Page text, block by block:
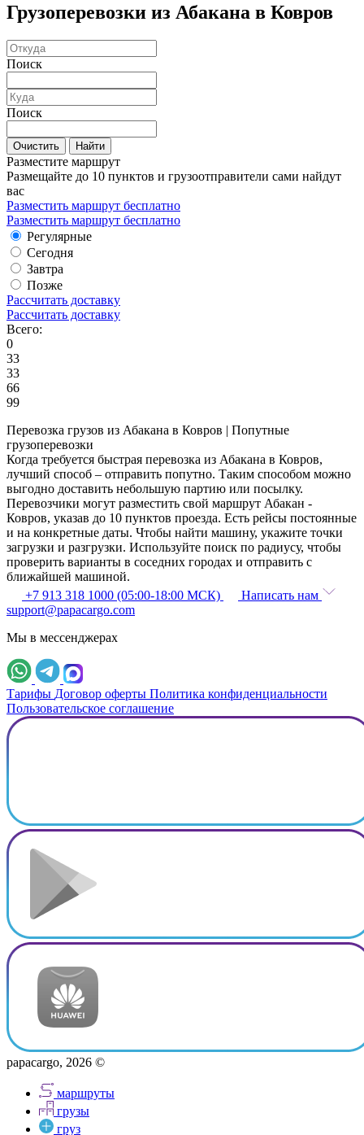
Грузоперевозки из Абакана в Ковров
Поиск
Поиск
Очистить Найти
Разместите маршрут
Размещайте до 10 пунктов и грузоотправители сами найдут
вас
Разместить маршрут бесплатно
Разместить маршрут бесплатно
Регулярные
Сегодня
Завтра
Позже
Рассчитать доставку
Рассчитать доставку
Всего:
0
33
33
66
99
Перевозка грузов из Абакана в Ковров | Попутные
грузоперевозки
Когда требуется быстрая перевозка из Абакана в Ковров,
лучший способ – отправить попутно. Таким способом можно
выгодно доставить небольшую партию или посылку.
Перевозчики могут разместить свой маршрут Абакан -
Ковров, указав до 10 пунктов проезда. Есть рейсы постоянные
и на конкретные даты. Чтобы найти машину, укажите точки
загрузки и разгрузки. Используйте поиск по радиусу, чтобы
проверить варианты в соседних городах и отправить с
ближайшей машиной.
+7 913 318 1000 (05:00-18:00 МСК)
Написать нам
support@papacargo.com
Мы в мессенджерах
Тарифы Договор оферты Политика конфиденциальности
Пользовательское соглашение
papacargo, 2026 ©
маршруты
грузы
груз